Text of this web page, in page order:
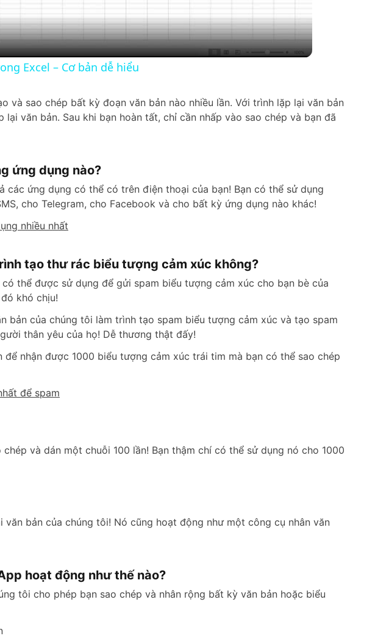
a
y
i
d
e
Excel – Cơ bản dễ hiểu
và sao chép bất kỳ đoạn văn bản nào nhiều lần. Với trình lặp lại văn bản
lại văn bản. Sau khi bạn hoàn tất, chỉ cần nhấp vào sao chép và bạn đã
ứng dụng nào?
các ứng dụng có thể có trên điện thoại của bạn! Bạn có thể sử dụng
cho Telegram, cho Facebook và cho bất kỳ ứng dụng nào khác!
nhiều nhất
tạo thư rác biểu tượng cảm xúc không?
thể được sử dụng để gửi spam biểu tượng cảm xúc cho bạn bè của
khó chịu!
bản của chúng tôi làm trình tạo spam biểu tượng cảm xúc và tạo spam
thân yêu của họ! Dễ thương thật đấy!
để nhận được 1000 biểu tượng cảm xúc trái tim mà bạn có thể sao chép
để spam
và dán một chuỗi 100 lần! Bạn thậm chí có thể sử dụng nó cho 1000
bản của chúng tôi! Nó cũng hoạt động như một công cụ nhân văn
hoạt động như thế nào?
tôi cho phép bạn sao chép và nhân rộng bất kỳ văn bản hoặc biểu